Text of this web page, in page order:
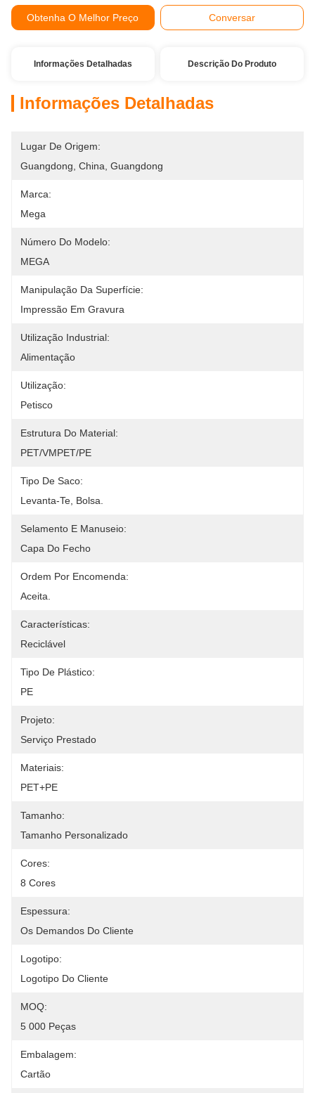
Obtenha O Melhor Preço Conversar
Informações Detalhadas Descrição Do Produto
Informações Detalhadas
Lugar De Origem:
Guangdong, China, Guangdong
Marca:
Mega
Número Do Modelo:
MEGA
Manipulação Da Superfície:
Impressão Em Gravura
Utilização Industrial:
Alimentação
Utilização:
Petisco
Estrutura Do Material:
PET/VMPET/PE
Tipo De Saco:
Levanta-Te, Bolsa.
Selamento E Manuseio:
Capa Do Fecho
Ordem Por Encomenda:
Aceita.
Características:
Reciclável
Tipo De Plástico:
PE
Projeto:
Serviço Prestado
Materiais:
PET+PE
Tamanho:
Tamanho Personalizado
Cores:
8 Cores
Espessura:
Os Demandos Do Cliente
Logotipo:
Logotipo Do Cliente
MOQ:
5 000 Peças
Embalagem:
Cartão